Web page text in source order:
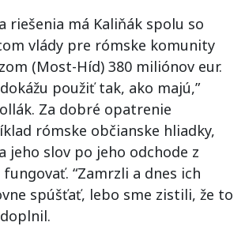
riešenia má Kaliňák spolu so
vlády pre rómske komunity
(Most-Híd) 380 miliónov eur.
použiť tak, ako majú,”
Za dobré opatrenie
rómske občianske hliadky,
jeho slov po jeho odchode z
“Zamrzli a dnes ich
spúšťať, lebo sme zistili, že to